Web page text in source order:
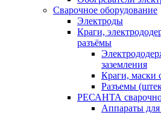
Сварочное оборудование
Электроды
Краги,
разъёмы
заземления
Краги, маски
Разъемы
РЕСАНТА
Аппараты